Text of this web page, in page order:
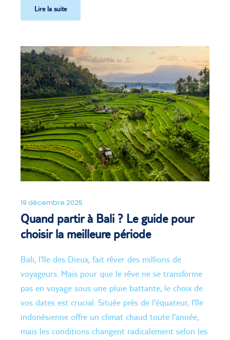
Lire la suite
19 décembre 2025
Quand partir à Bali ? Le guide pour
choisir la meilleure période
Bali, l'île des Dieux, fait rêver des millions de
voyageurs. Mais pour que le rêve ne se transforme
pas en voyage sous une pluie battante, le choix de
vos dates est crucial. Située près de l'équateur, l'île
indonésienne offre un climat chaud toute l'année,
mais les conditions changent radicalement selon les